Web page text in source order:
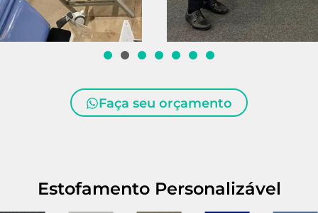
Faça seu orçamento
Estofamento Personalizável